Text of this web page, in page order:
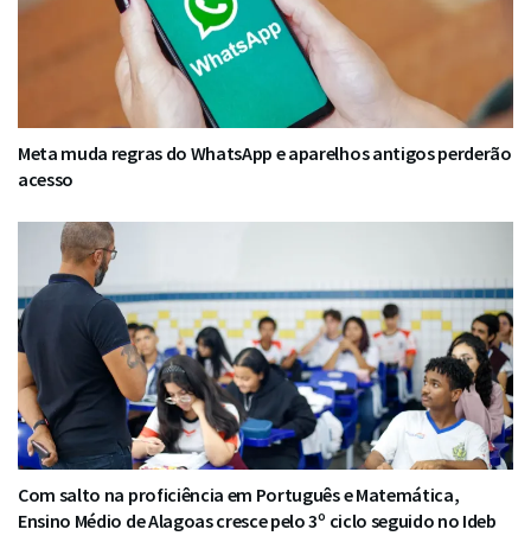
Meta muda regras do WhatsApp e aparelhos antigos perderão
acesso
Com salto na proficiência em Português e Matemática,
Ensino Médio de Alagoas cresce pelo 3º ciclo seguido no Ideb